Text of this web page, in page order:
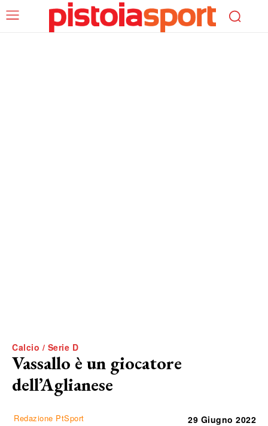
Calcio / Serie D
Vassallo è un giocatore
dell’Aglianese
Redazione PtSport 29 Giugno 2022